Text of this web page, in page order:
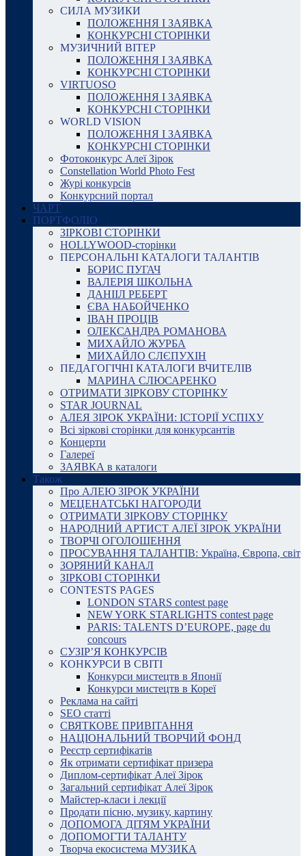
СИЛА МУЗИКИ
ПОЛОЖЕННЯ І ЗАЯВКА
КОНКУРСНІ СТОРІНКИ
МУЗИЧНИЙ ВІТЕР
ПОЛОЖЕННЯ І ЗАЯВКА
КОНКУРСНІ СТОРІНКИ
VIRTUOSO
ПОЛОЖЕННЯ І ЗАЯВКА
КОНКУРСНІ СТОРІНКИ
WORLD VISION
ПОЛОЖЕННЯ І ЗАЯВКА
КОНКУРСНІ СТОРІНКИ
Фотоконкурс Алеї Зірок
Constellation World Photo Fest
Журі конкурсів
Конкурсний портал
ЧАРТ
ПОРТФОЛІО
ЗІРКОВІ СТОРІНКИ
HOLLYWOOD-сторінки
ПЕРСОНАЛЬНІ КАТАЛОГИ ТАЛАНТІВ
БОРИС ПУГАЧ
ВАЛЕРІЯ ШКОЛЬНА
ДАНІІЛ РЕБЕРТ
ЄВА НАБОЙЧЕНКО
ІВАН ПРОЦІВ
ОЛЕКСАНДРА РОМАНОВА
МИХАЙЛО ЖУРБА
МИХАЙЛО СЛЄПУХІН
ПЕДАГОГІЧНІ КАТАЛОГИ ВЧИТЕЛІВ
МАРИНА СЛЮСАРЕНКО
ОТРИМАТИ ЗІРКОВУ СТОРІНКУ
STAR JOURNAL
АЛЕЯ ЗІРОК УКРАЇНИ: ІСТОРІЇ УСПІХУ
Всі зіркові сторінки для конкурсантів
Концерти
Галереї
ЗАЯВКА в каталоги
Також
Про АЛЕЮ ЗІРОК УКРАЇНИ
МЕЦЕНАТСЬКІ НАГОРОДИ
ОТРИМАТИ ЗІРКОВУ СТОРІНКУ
НАРОДНИЙ АРТИСТ АЛЕЇ ЗІРОК УКРАЇНИ
ТВОРЧІ ОГОЛОШЕННЯ
ПРОСУВАННЯ ТАЛАНТІВ: Україна, Європа, світ
ЗОРЯНИЙ КАНАЛ
ЗІРКОВІ СТОРІНКИ
CONTESTS PAGES
LONDON STARS contest page
NEW YORK STARLIGHTS contest page
PARIS: TALENTS D’EUROPE, page du
concours
СУЗІР’Я КОНКУРСІВ
КОНКУРСИ В СВІТІ
Конкурси мистецтв в Японії
Конкурси мистецтв в Кореї
Реклама на сайті
SEO статті
СВЯТКОВЕ ПРИВІТАННЯ
НАЦІОНАЛЬНИЙ ТВОРЧИЙ ФОНД
Реєстр сертифікатів
Як отримати сертифікат призера
Диплом-сертифікат Алеї Зірок
Загальний сертифікат Алеї Зірок
Майстер-класи і лекції
Продати пісню, музику, картину
ДОПОМОГА ДІТЯМ УКРАЇНИ
ДОПОМОГТИ ТАЛАНТУ
Творча екосистема МУЗИКА